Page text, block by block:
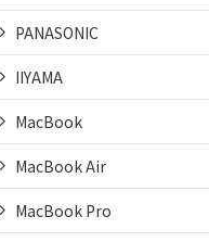
PANASONIC
IIYAMA
MacBook
MacBook Air
MacBook Pro